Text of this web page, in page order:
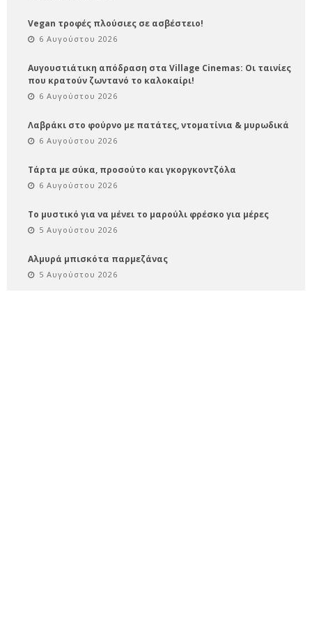
Vegan τροφές πλούσιες σε ασβέστειο!
6 Αυγούστου 2026
Αυγουστιάτικη απόδραση στα Village Cinemas: Οι ταινίες
που κρατούν ζωντανό το καλοκαίρι!
6 Αυγούστου 2026
Λαβράκι στο φούρνο με πατάτες, ντοματίνια & μυρωδικά
6 Αυγούστου 2026
Τάρτα με σύκα, προσούτο και γκοργκοντζόλα
6 Αυγούστου 2026
Το μυστικό για να μένει το μαρούλι φρέσκο για μέρες
5 Αυγούστου 2026
Αλμυρά μπισκότα παρμεζάνας
5 Αυγούστου 2026